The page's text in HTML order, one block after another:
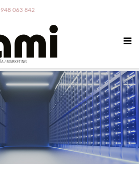
948 063 842